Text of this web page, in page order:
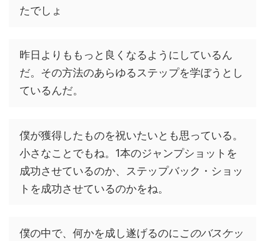
たでしょ
昨日よりももっと良くなるようにしているん
だ。その方法のあらゆるステップを学ぼうとし
ているんだ。
僕が獲得したものを祝いたいとも思っている。
小さなことでもね。1本のジャンプショットを
成功させているのか、ステップバック・ショッ
トを成功させているのかをね。
僕の中で、何かを成し遂げるのにこのバスケッ